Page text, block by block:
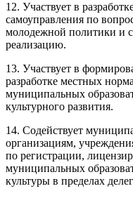
12. Участвует в
самоуправления по
молодежной политики и
реализацию.
13. Участвует в
разработке местных
муниципальных
культурного развития.
14. Содействует
организациям,
по регистрации,
муниципальных
культуры в пределах